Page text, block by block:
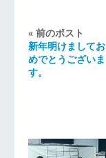
« 前のポスト
新年明けましてお
めでとうございま
す。